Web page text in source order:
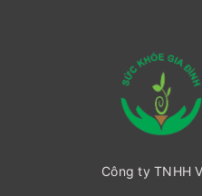
Công ty TNHH